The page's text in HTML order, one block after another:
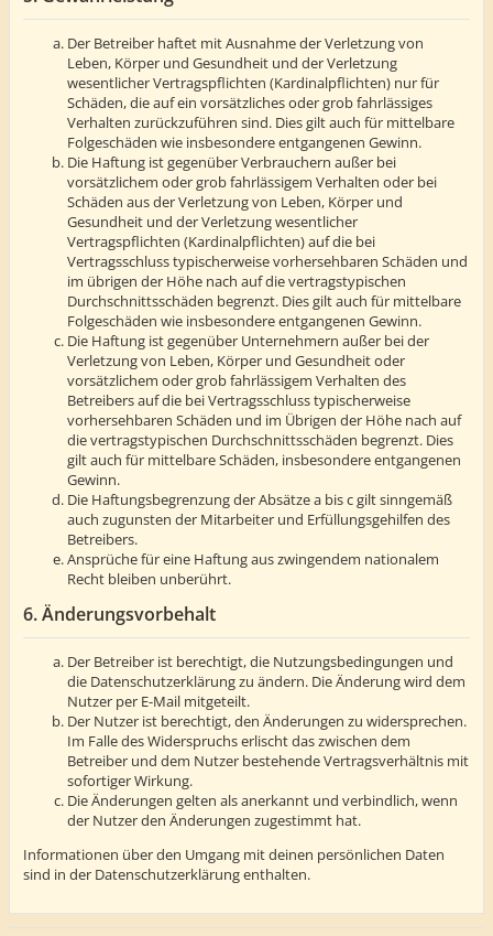
Der Betreiber haftet mit Ausnahme der Verletzung von
Leben, Körper und Gesundheit und der Verletzung
wesentlicher Vertragspflichten (Kardinalpflichten) nur für
Schäden, die auf ein vorsätzliches oder grob fahrlässiges
Verhalten zurückzuführen sind. Dies gilt auch für mittelbare
Folgeschäden wie insbesondere entgangenen Gewinn.
Die Haftung ist gegenüber Verbrauchern außer bei
vorsätzlichem oder grob fahrlässigem Verhalten oder bei
Schäden aus der Verletzung von Leben, Körper und
Gesundheit und der Verletzung wesentlicher
Vertragspflichten (Kardinalpflichten) auf die bei
Vertragsschluss typischerweise vorhersehbaren Schäden und
im übrigen der Höhe nach auf die vertragstypischen
Durchschnittsschäden begrenzt. Dies gilt auch für mittelbare
Folgeschäden wie insbesondere entgangenen Gewinn.
Die Haftung ist gegenüber Unternehmern außer bei der
Verletzung von Leben, Körper und Gesundheit oder
vorsätzlichem oder grob fahrlässigem Verhalten des
Betreibers auf die bei Vertragsschluss typischerweise
vorhersehbaren Schäden und im Übrigen der Höhe nach auf
die vertragstypischen Durchschnittsschäden begrenzt. Dies
gilt auch für mittelbare Schäden, insbesondere entgangenen
Gewinn.
Die Haftungsbegrenzung der Absätze a bis c gilt sinngemäß
auch zugunsten der Mitarbeiter und Erfüllungsgehilfen des
Betreibers.
Ansprüche für eine Haftung aus zwingendem nationalem
Recht bleiben unberührt.
6. Änderungsvorbehalt
Der Betreiber ist berechtigt, die Nutzungsbedingungen und
die Datenschutzerklärung zu ändern. Die Änderung wird dem
Nutzer per E-Mail mitgeteilt.
Der Nutzer ist berechtigt, den Änderungen zu widersprechen.
Im Falle des Widerspruchs erlischt das zwischen dem
Betreiber und dem Nutzer bestehende Vertragsverhältnis mit
sofortiger Wirkung.
Die Änderungen gelten als anerkannt und verbindlich, wenn
der Nutzer den Änderungen zugestimmt hat.
Informationen über den Umgang mit deinen persönlichen Daten
sind in der Datenschutzerklärung enthalten.